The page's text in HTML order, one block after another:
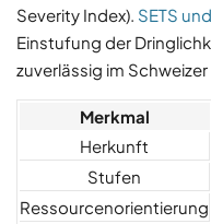
Severity Index). SETS
Einstufung der
zuverlässig im
Merkmal
Herkunft
Stufen
Ressourcenorientierung